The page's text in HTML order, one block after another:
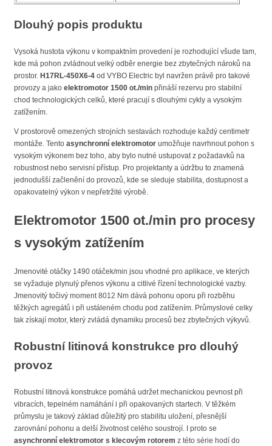
Dlouhý popis produktu
Vysoká hustota výkonu v kompaktním provedení je rozhodující všude tam,
kde má pohon zvládnout velký odběr energie bez zbytečných nároků na
prostor. H17RL-450X6-4 od VYBO Electric byl navržen právě pro takové
provozy a jako elektromotor 1500 ot./min přináší rezervu pro stabilní
chod technologických celků, které pracují s dlouhými cykly a vysokým
zatížením.
V prostorově omezených strojních sestavách rozhoduje každý centimetr
montáže. Tento asynchronní elektromotor umožňuje navrhnout pohon s
vysokým výkonem bez toho, aby bylo nutné ustupovat z požadavků na
robustnost nebo servisní přístup. Pro projektanty a údržbu to znamená
jednodušší začlenění do provozů, kde se sleduje stabilita, dostupnost a
opakovatelný výkon v nepřetržité výrobě.
Elektromotor 1500 ot./min pro procesy
s vysokým zatížením
Jmenovité otáčky 1490 otáček/min jsou vhodné pro aplikace, ve kterých
se vyžaduje plynulý přenos výkonu a citlivé řízení technologické vazby.
Jmenovitý točivý moment 8012 Nm dává pohonu oporu při rozběhu
těžkých agregátů i při ustáleném chodu pod zatížením. Průmyslové celky
tak získají motor, který zvládá dynamiku procesů bez zbytečných výkyvů.
Robustní litinová konstrukce pro dlouhý
provoz
Robustní litinová konstrukce pomáhá udržet mechanickou pevnost při
vibracích, tepelném namáhání i při opakovaných startech. V těžkém
průmyslu je takový základ důležitý pro stabilitu uložení, přesnější
zarovnání pohonu a delší životnost celého soustrojí. I proto se
asynchronní elektromotor s klecovým rotorem z této série hodí do